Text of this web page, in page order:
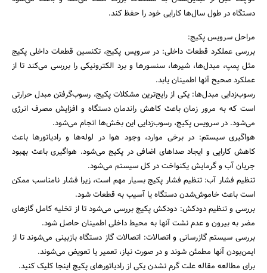
دستگاه در طول سال‌ها کارایی خود را حفظ کند.
مراحل سرویس پکیج:
بررسی عملکرد قطعات داخلی: در سرویس پکیج، تکنسین قطعات داخلی پکیج
مثل پمپ، مبدل‌ها، شیرها، سنسورها و برد الکترونیکی را بررسی می‌کند تا از
عملکرد صحیح آنها اطمینان یابد.
رسوب‌زدایی مبدل‌ها: یکی از رایج‌ترین مشکلات پکیج، رسوب‌گرفتن مبدل حرارتی
است که به مرور زمان باعث کاهش راندمان دستگاه و افزایش مصرف انرژی
می‌شود. در سرویس پکیج، رسوب‌زدایی این بخش‌ها انجام می‌شود.
هواگیری سیستم: در برخی موارد، وجود هوا در لوله‌ها و رادیاتورها باعث
کاهش کارایی و ایجاد صداهای اضافی در پکیج می‌شود. هواگیری باعث بهبود
جریان آب و گرمایش یکنواخت در کل سیستم می‌شود.
تنظیم فشار آب: تنظیم فشار پکیج بسیار مهم است، زیرا فشار نامناسب ممکن
است باعث خاموش‌شدن دستگاه یا آسیب به قطعات شود.
بررسی و تنظیم دودکش: دودکش پکیج بررسی می‌شود تا از تخلیه کامل گازهای
مضر به بیرون و عدم نشت آنها به محیط داخلی اطمینان حاصل شود.
بررسی سیستم گازرسانی و اتصالات: اتصالات گاز دستگاه بازبینی می‌شوند تا از
ایمن‌بودن آنها مطمئن شوند و در صورت نیاز، تعمیر یا تعویض می‌شوند.
برای مطالعه مقاله علت گرم نشدن یکی از رادیاتورهای پکیج اینجا کلیک کنید.